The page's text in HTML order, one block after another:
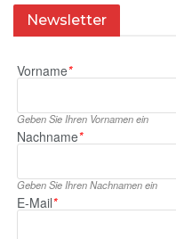
Newsletter
Vorname*
Geben Sie Ihren Vornamen ein
Nachname*
Geben Sie Ihren Nachnamen ein
E‑Mail*